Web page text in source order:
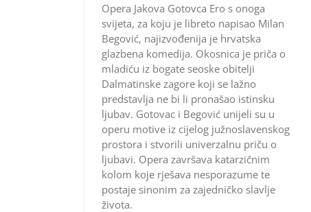
Opera Jakova Gotovca Ero s onoga
svijeta, za koju je libreto napisao Milan
Begović, najizvođenija je hrvatska
glazbena komedija. Okosnica je priča o
mladiću iz bogate seoske obitelji
Dalmatinske zagore koji se lažno
predstavlja ne bi li pronašao istinsku
ljubav. Gotovac i Begović unijeli su u
operu motive iz cijelog južnoslavenskog
prostora i stvorili univerzalnu priču o
ljubavi. Opera završava katarzičnim
kolom koje rješava nesporazume te
postaje sinonim za zajedničko slavlje
života.